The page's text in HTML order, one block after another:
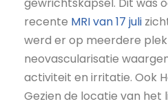
gewrichtskapsel. Dit was
recente MRI van 17 juli
werd er op meerdere
neovascularisatie
activiteit en irritatie. Ook
Gezien de locatie van